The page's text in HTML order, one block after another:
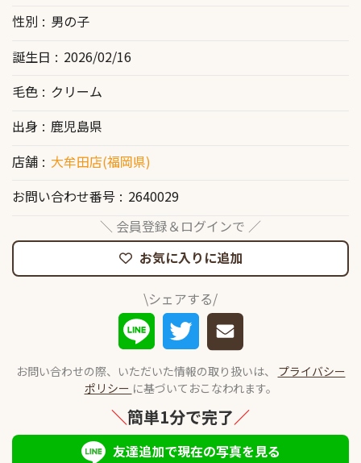
性別
男の子
誕生日
2026/02/16
毛色
クリーム
出身
鹿児島県
店舗
大牟田店(福岡県)
お問い合わせ番号
2640029
＼ 会員登録＆ログインで ／
お気に入りに追加
\シェアする/
お問い合わせの際、いただいた情報の取り扱いは、 プライバシー
ポリシー に基づいておこなわれます。
＼簡単1分で完了／
友達追加で現在の写真を見る